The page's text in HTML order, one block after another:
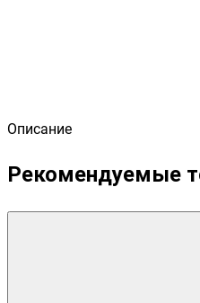
Описание
Рекомендуемые